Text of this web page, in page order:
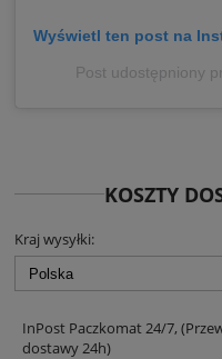
Wyświetl ten post na
Post udostępniony
KOSZTY
Kraj wysyłki:
InPost Paczkomat 24/7,
dostawy 24h)